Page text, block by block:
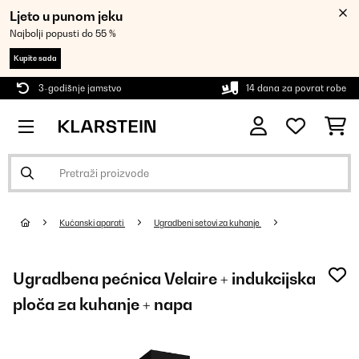
Ljeto u punom jeku
Najbolji popusti do 55 %
Kupite sada
3-godišnje jamstvo 14 dana za povrat robe
Kućanski aparati Ugradbeni setovi za kuhanje
Ugradbena pećnica Velaire + indukcijska
ploča za kuhanje + napa